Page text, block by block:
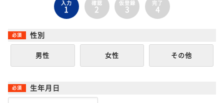
入力
1
確認
2
仮登録
3
完了
4
性別
男性 女性 その他
生年月日